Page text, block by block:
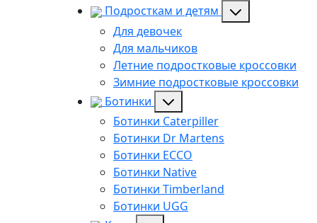
Подросткам и детям
Для девочек
Для мальчиков
Летние подростковые кроссовки
Зимние подростковые кроссовки
Ботинки
Ботинки Caterpiller
Ботинки Dr Martens
Ботинки ECCO
Ботинки Native
Ботинки Timberland
Ботинки UGG